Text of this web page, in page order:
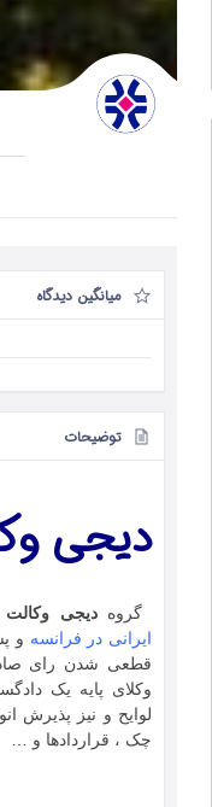
میانگین دیدگاه
توضیحات
دیجی
گروهدیجی وکالت
ایرانی در فرانسه و
قطعی شدن رای
وکلای پایه یک
لوایح و نیز پذیرش
چک ، قراردادها و …